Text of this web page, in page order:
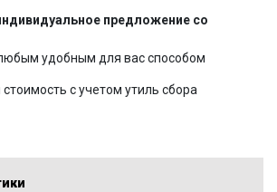
предложение со
удобным для вас способом
с учетом утиль сбора